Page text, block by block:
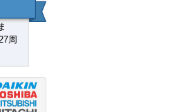
周